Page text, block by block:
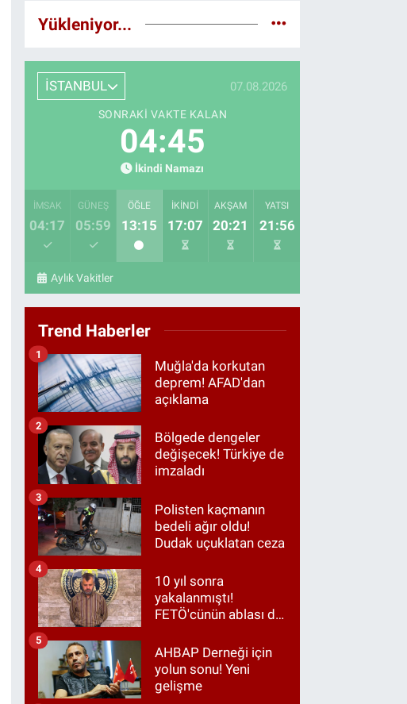
Yükleniyor...
İSTANBUL 07.08.2026
SONRAKI VAKTE KALAN
04:44
İkindi Namazı
İMSAK
04:17
GÜNEŞ
05:59
ÖĞLE
13:15
İKINDI
17:07
AKŞAM
20:21
YATSI
21:56
Aylık Vakitler
Trend Haberler
Muğla'da korkutan
deprem! AFAD'dan
açıklama
1
Bölgede dengeler
değişecek! Türkiye de
imzaladı
2
Polisten kaçmanın
bedeli ağır oldu!
Dudak uçuklatan ceza
3
10 yıl sonra
yakalanmıştı!
FETÖ'cünün ablası da
4
AHBAP Derneği için
yolun sonu! Yeni
gelişme
5